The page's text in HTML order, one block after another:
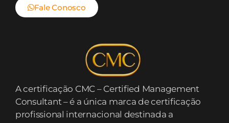
Fale Conosco
A certificação CMC – Certified Management
Consultant – é a única marca de certificação
profissional internacional destinada a